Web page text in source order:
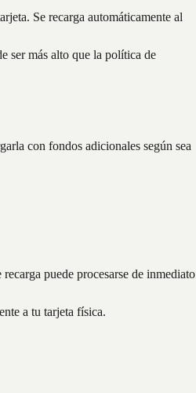
Se recarga automáticamente al
ser más alto que la política de
con fondos adicionales según sea
puede procesarse de inmediato
a tu tarjeta física.